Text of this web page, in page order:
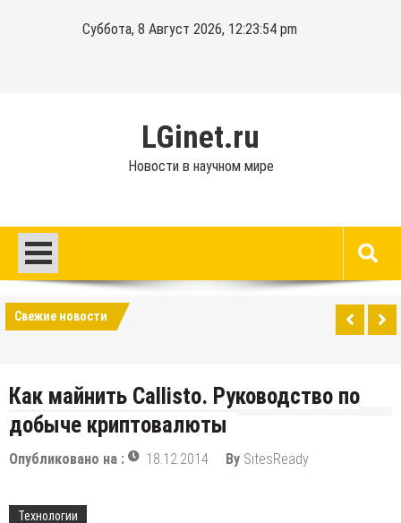
Суббота, 8 Август 2026, 12:23:54 pm
LGinet.ru
Новости в научном мире
Свежие новости
Как майнить Callisto. Руководство по
добыче криптовалюты
Опубликовано на : 18.12.2014 By SitesReady
Технологии